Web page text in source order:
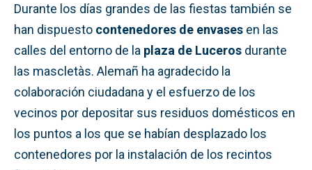
Durante los días grandes de las fiestas también se
han dispuesto contenedores de envases en las
calles del entorno de la plaza de Luceros durante
las mascletàs. Alemañ ha agradecido la
colaboración ciudadana y el esfuerzo de los
vecinos por depositar sus residuos domésticos en
los puntos a los que se habían desplazado los
contenedores por la instalación de los recintos